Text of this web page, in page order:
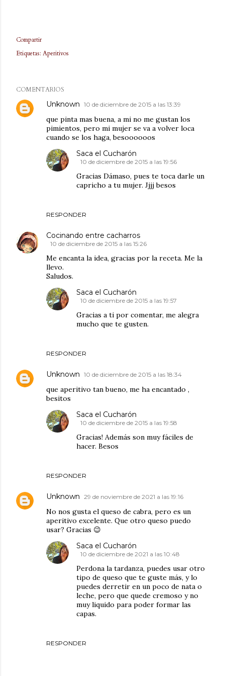
Compartir
Etiquetas: Aperitivos
COMENTARIOS
Unknown 10 de diciembre de 2015 a las 13:39
que pinta mas buena, a mi no me gustan los
pimientos, pero mi mujer se va a volver loca
cuando se los haga, besoooooos
RESPONDER
Saca el Cucharón
10 de diciembre de 2015 a las 19:56
Gracias Dámaso, pues te toca darle un
capricho a tu mujer. Jjjj besos
Cocinando entre cacharros
10 de diciembre de 2015 a las 15:26
Me encanta la idea, gracias por la receta. Me la
llevo.
Saludos.
RESPONDER
Saca el Cucharón
10 de diciembre de 2015 a las 19:57
Gracias a ti por comentar, me alegra
mucho que te gusten.
Unknown 10 de diciembre de 2015 a las 18:34
que aperitivo tan bueno, me ha encantado ,
besitos
RESPONDER
Saca el Cucharón
10 de diciembre de 2015 a las 19:58
Gracias! Además son muy fáciles de
hacer. Besos
Unknown 29 de noviembre de 2021 a las 19:16
No nos gusta el queso de cabra, pero es un
aperitivo excelente. Que otro queso puedo
usar? Gracias 😉
RESPONDER
Saca el Cucharón
10 de diciembre de 2021 a las 10:48
Perdona la tardanza, puedes usar otro
tipo de queso que te guste más, y lo
puedes derretir en un poco de nata o
leche, pero que quede cremoso y no
muy liquido para poder formar las
capas.